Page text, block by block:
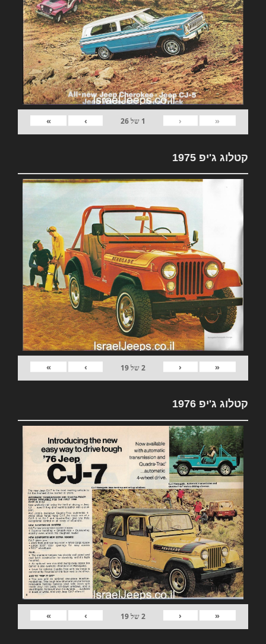
«
‹
1 של26
›
»
קטלוג ג'יפ 1975
«
‹
2של19
›
»
קטלוג ג'יפ 1976
«
‹
2של19
›
»